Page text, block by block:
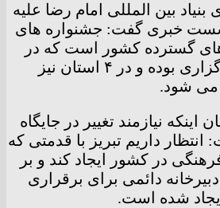
بین المللی امام رضا علیه
نشست خبری گفت: جشنواره های
گسترده کشور است که در
۱۵ استان در حال برگزاری بوده و در ۴ استان نیز
می شود.
اینکه نیازمند تغییر در جایگاه
داریم تبریز با قدمتی که
در کشور ایجاد کند و بر
دائمی برای برقراری
شده است.